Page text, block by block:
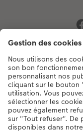
Si vous avez des
n'hésitez pas à nous
(hors jours fériés), au